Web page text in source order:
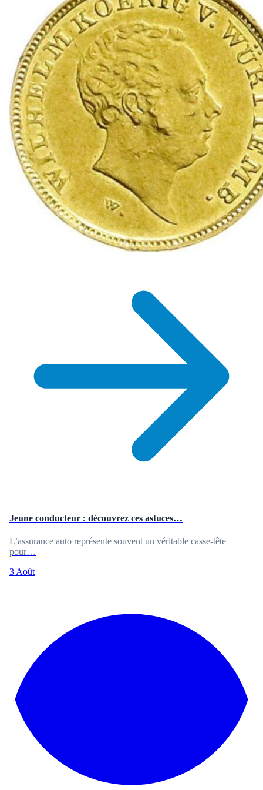
Jeune conducteur : découvrez ces astuces…
L’assurance auto représente souvent un véritable casse-tête
pour…
3 Août